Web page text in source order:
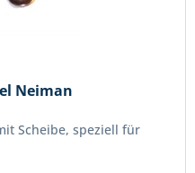
Neiman
Scheibe, speziell für